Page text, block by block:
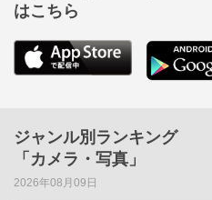
はこちら
ジャンル別ランキング
「カメラ・写真」
2026年08月09日